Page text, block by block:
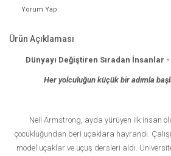
Yorum Yap
Ürün Açıklaması
Dünyayı Değiştiren Sıradan İnsanlar -
Her yolculuğun küçük bir adımla
Neil Armstrong, ayda yürüyen ilk insan
çocukluğundan beri uçaklara hayrandı.
model uçaklar ve uçuş dersleri aldı.